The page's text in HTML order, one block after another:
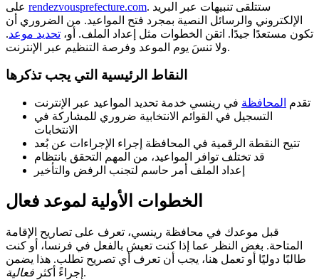
rendezvousprefecture.com. ستتلقى تنبيهات عبر البريد
الإلكتروني والرسائل النصية بمجرد فتح المواعيد. من الضروري أن
تكون مستعدًا جيدًا. اتقن الخطوات مثل إعداد الملف. أو، تحديد موعد.
ولا تنسَ يوم الموعد وفرصة التنظيم عبر الإنترنت.
النقاط الرئيسية التي يجب تذكرها
تقدم المحافظة في رينسي خدمة تحديد المواعيد عبر الإنترنت
التسجيل في القوائم الانتخابية ضروري للمشاركة في
الانتخابات
تتيح النقطة الرقمية في المحافظة إجراء الإجراءات عن بُعد
قد تختلف توافر المواعيد، من المهم التحقق بانتظام
إعداد الملف أمر حاسم لتجنب الرفض والتأخير
الخطوات الأولية لموعد فعال
قبل موعدك في محافظة رينسي، تعرف على تصاريح الإقامة
المتاحة. بغض النظر عما إذا كنت تعيش بالفعل في فرنسا، أو كنت
طالبًا دوليًا أو تعمل هنا، يجب أن تعرف أي تصريح تطلب. هذا يضمن
إجراءً أكثر فعالية .